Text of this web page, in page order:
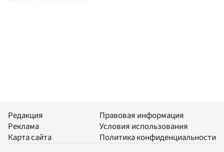
Редакция
Реклама
Карта сайта
Правовая информация
Условия использования
Политика конфиденциальности